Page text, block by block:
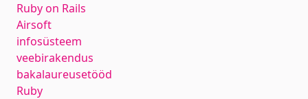
Ruby on Rails
Airsoft
infosüsteem
veebirakendus
bakalaureusetööd
Ruby